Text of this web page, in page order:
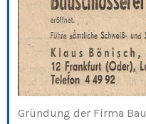
Gründung der Firma